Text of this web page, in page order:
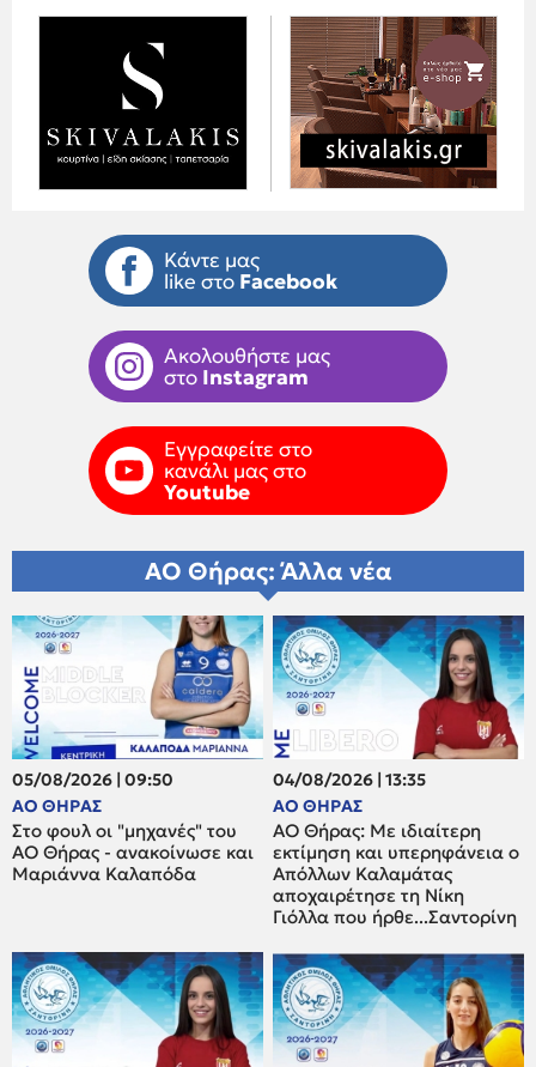
Κάντε μας
like στο Facebook
Ακολουθήστε μας
στο Instagram
Εγγραφείτε στο
κανάλι μας στο
Youtube
ΑΟ Θήρας: Άλλα νέα
05/08/2026 | 09:50
ΑΟ ΘΗΡΑΣ
Στο φουλ οι "μηχανές" του
ΑΟ Θήρας - ανακοίνωσε και
Μαριάννα Καλαπόδα
04/08/2026 | 13:35
ΑΟ ΘΗΡΑΣ
ΑΟ Θήρας: Με ιδιαίτερη
εκτίμηση και υπερηφάνεια ο
Απόλλων Καλαμάτας
αποχαιρέτησε τη Νίκη
Γιόλλα που ήρθε...Σαντορίνη